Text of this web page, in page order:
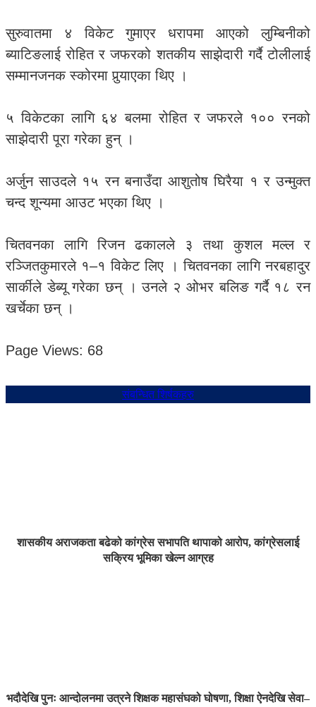
सुरुवातमा ४ विकेट गुमाएर धरापमा आएको लुम्बिनीको
ब्याटिङलाई रोहित र जफरको शतकीय साझेदारी गर्दै टोलीलाई
सम्मानजनक स्कोरमा पुर्‍याएका थिए ।
५ विकेटका लागि ६४ बलमा रोहित र जफरले १०० रनको
साझेदारी पूरा गरेका हुन् ।
अर्जुन साउदले १५ रन बनाउँदा आशुतोष घिरैया १ र उन्मुक्त
चन्द शून्यमा आउट भएका थिए ।
चितवनका लागि रिजन ढकालले ३ तथा कुशल मल्ल र
रञ्जितकुमारले १–१ विकेट लिए । चितवनका लागि नरबहादुर
सार्कीले डेब्यू गरेका छन् । उनले २ ओभर बलिङ गर्दै १८ रन
खर्चेका छन् ।
Page Views: 68
संबन्धित शिर्षकहरु
शासकीय अराजकता बढेको कांग्रेस सभापति थापाको आरोप, कांग्रेसलाई
सक्रिय भूमिका खेल्न आग्रह
भदौदेखि पुनः आन्दोलनमा उत्रने शिक्षक महासंघको घोषणा, शिक्षा ऐनदेखि सेवा–